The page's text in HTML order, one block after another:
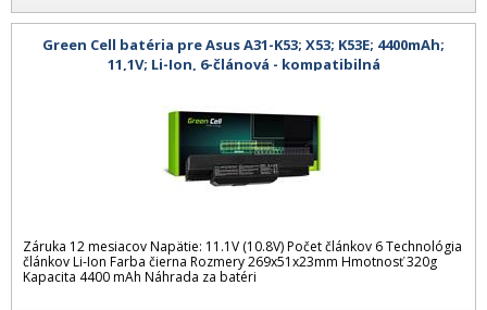
Green Cell batéria pre Asus A31-K53; X53; K53E; 4400mAh;
11,1V; Li-Ion, 6-článová - kompatibilná
Záruka 12 mesiacov Napätie: 11.1V (10.8V) Počet článkov 6 Technológia
článkov Li-Ion Farba čierna Rozmery 269x51x23mm Hmotnosť 320g
Kapacita 4400 mAh Náhrada za batéri